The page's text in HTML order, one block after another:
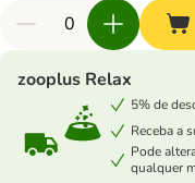
zooplus Relax
5% de
Receba a
Pode
qualquer